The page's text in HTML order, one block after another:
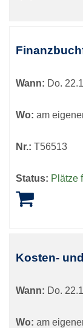
Wann: Do.
Wo: am
Nr.: T56513
Status: Plätze
Kosten-
Wann: Do.
Wo: am